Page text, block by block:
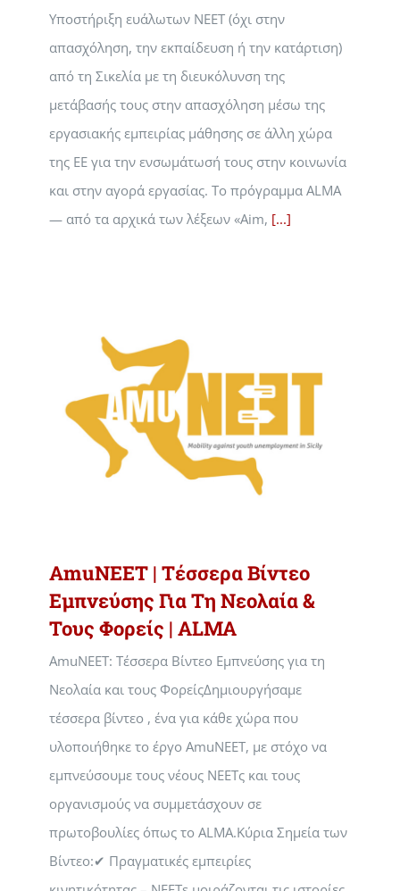
Υποστήριξη ευάλωτων NEET (όχι στην
απασχόληση, την εκπαίδευση ή την κατάρτιση)
από τη Σικελία με τη διευκόλυνση της
μετάβασής τους στην απασχόληση μέσω της
εργασιακής εμπειρίας μάθησης σε άλλη χώρα
της ΕΕ για την ενσωμάτωσή τους στην κοινωνία
και στην αγορά εργασίας. Το πρόγραμμα ALMA
— από τα αρχικά των λέξεων «Aim, [...]
AmuNEET | Τέσσερα Βίντεο
Εμπνεύσης Για Τη Νεολαία &
Τους Φορείς | ALMA
AmuNEET: Τέσσερα Βίντεο Εμπνεύσης για τη
Νεολαία και τους ΦορείςΔημιουργήσαμε
τέσσερα βίντεο , ένα για κάθε χώρα που
υλοποιήθηκε το έργο AmuNEET, με στόχο να
εμπνεύσουμε τους νέους NEETς και τους
οργανισμούς να συμμετάσχουν σε
πρωτοβουλίες όπως το ALMA.Κύρια Σημεία των
Βίντεο:✔ Πραγματικές εμπειρίες